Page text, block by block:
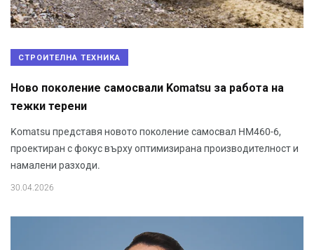
СТРОИТЕЛНА ТЕХНИКА
Ново поколение самосвали Komatsu за работа на
тежки терени
Komatsu представя новото поколение самосвал HM460-6,
проектиран с фокус върху оптимизирана производителност и
намалени разходи.
30.04.2026